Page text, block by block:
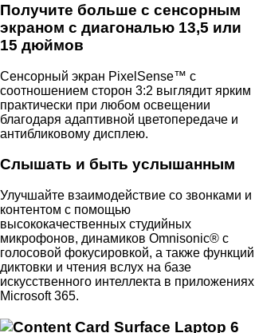
Получите больше с сенсорным
экраном с диагональю 13,5 или
15 дюймов
Сенсорный экран PixelSense™ с
соотношением сторон 3:2 выглядит ярким
практически при любом освещении
благодаря адаптивной цветопередаче и
антибликовому дисплею.
Слышать и быть услышанным
Улучшайте взаимодействие со звонками и
контентом с помощью
высококачественных студийных
микрофонов, динамиков Omnisonic® с
голосовой фокусировкой, а также функций
диктовки и чтения вслух на базе
искусственного интеллекта в приложениях
Microsoft 365.